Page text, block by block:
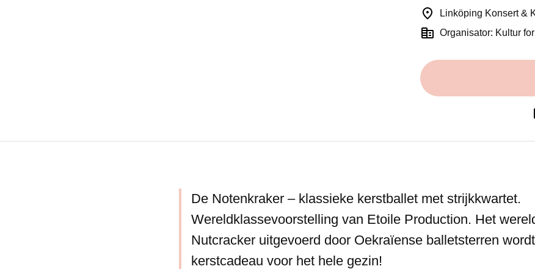
Linköping Konsert &
Organisator: Kultur
De Notenkraker – klassieke kerstballet met strijkkwartet.
Wereldklassevoorstelling van Etoile Production. Het
Nutcracker uitgevoerd door Oekraïense balletsterren
kerstcadeau voor het hele gezin!